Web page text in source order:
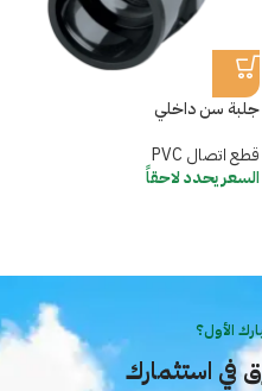
جلبة سن داخلي
قطع اتصال PVC
السعر يحدد لاحقاً
الأول؟
في استثمارك